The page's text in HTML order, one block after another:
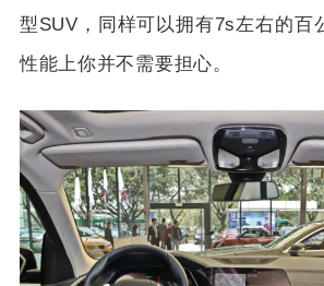
对于宝马X5我觉得选择30i版本是
X5身上的2.0T发动机参数（最大功
型SUV，同样可以拥有7s左右的百
性能上你并不需要担心。